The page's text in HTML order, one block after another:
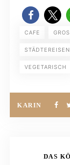
CAFE
STÄDTEREISEN
VEGETARISCH
KARIN
DAS